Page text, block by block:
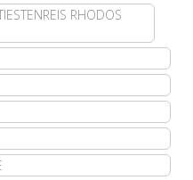
RHODOS